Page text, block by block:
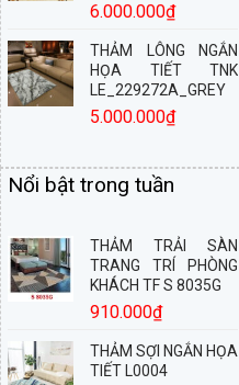
6.000.000₫
THẢM LÔNG NGẮN
HỌA TIẾT TNK
LE_229272A_GREY
5.000.000₫
Nổi bật trong tuần
THẢM TRẢI SÀN
TRANG TRÍ PHÒNG
KHÁCH TF S 8035G
910.000₫
THẢM SỢI NGẮN HỌA
TIẾT L0004